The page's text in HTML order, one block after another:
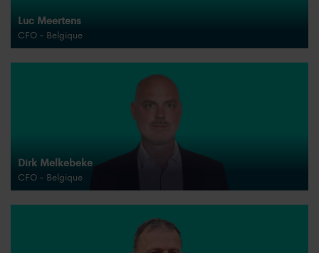
Luc Meertens
CFO - Belgique
Dirk Melkebeke
CFO - Belgique